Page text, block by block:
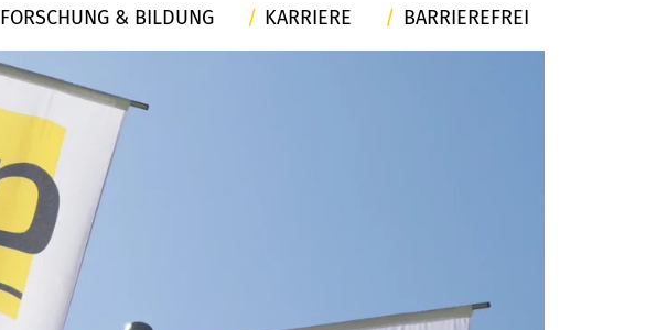
FORSCHUNG & BILDUNG KARRIERE BARRIEREFREI